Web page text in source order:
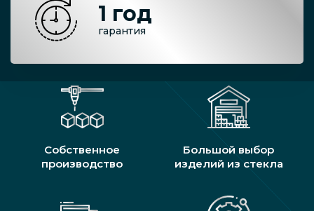
1 год
гарантия
Собственное
производство
Большой выбор
изделий из стекла